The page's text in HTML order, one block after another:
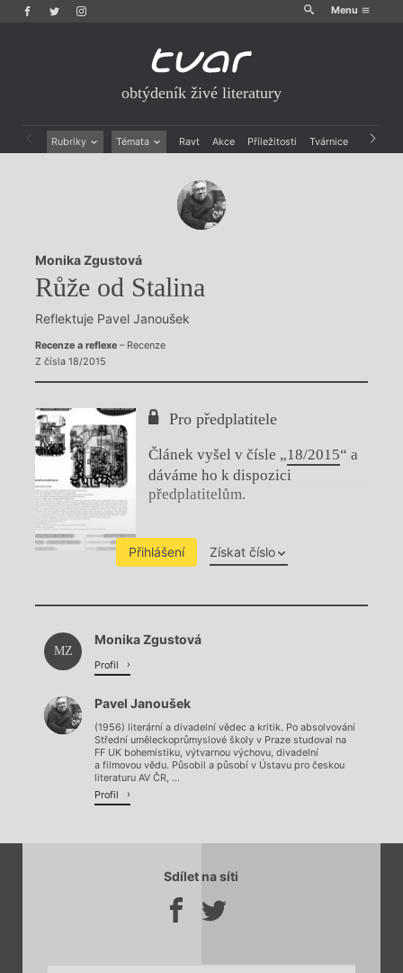
Menu
obtýdeník živé literatury
Rubriky Témata Ravt Akce Příležitosti Tvárnice Archiv
Rozhovory
Dokument
Výroční ceny
Monika Zgustová
Růže od Stalina
Reflektuje Pavel Janoušek
Recenze a reflexe– Recenze
Z čísla 18/2015
Pro předplatitele
Článek vyšel v čísle „18/2015“ a
dáváme ho k dispozici
předplatitelům.
Přihlášení Získat číslo
Chviličku.
Načítá se.
MZ
Monika Zgustová
Profil
Pavel Janoušek
(1956) literární a divadelní vědec a kritik. Po absolvování
Střední uměleckoprůmyslové školy v Praze studoval na
FF UK bohemistiku, výtvarnou výchovu, divadelní
a filmovou vědu. Působil a působí v Ústavu pro českou
literaturu AV ČR, ...
Profil
Sdílet na síti